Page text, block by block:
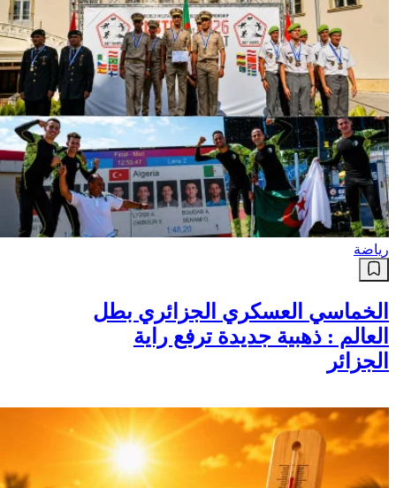
رياضة
الخماسي العسكري الجزائري بطل
العالم : ذهبية جديدة ترفع راية
الجزائر